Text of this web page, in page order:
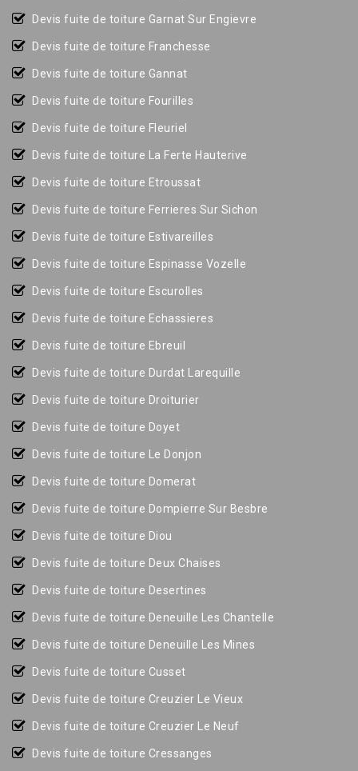
Devis fuite de toiture Garnat Sur Engievre
Devis fuite de toiture Franchesse
Devis fuite de toiture Gannat
Devis fuite de toiture Fourilles
Devis fuite de toiture Fleuriel
Devis fuite de toiture La Ferte Hauterive
Devis fuite de toiture Etroussat
Devis fuite de toiture Ferrieres Sur Sichon
Devis fuite de toiture Estivareilles
Devis fuite de toiture Espinasse Vozelle
Devis fuite de toiture Escurolles
Devis fuite de toiture Echassieres
Devis fuite de toiture Ebreuil
Devis fuite de toiture Durdat Larequille
Devis fuite de toiture Droiturier
Devis fuite de toiture Doyet
Devis fuite de toiture Le Donjon
Devis fuite de toiture Domerat
Devis fuite de toiture Dompierre Sur Besbre
Devis fuite de toiture Diou
Devis fuite de toiture Deux Chaises
Devis fuite de toiture Desertines
Devis fuite de toiture Deneuille Les Chantelle
Devis fuite de toiture Deneuille Les Mines
Devis fuite de toiture Cusset
Devis fuite de toiture Creuzier Le Vieux
Devis fuite de toiture Creuzier Le Neuf
Devis fuite de toiture Cressanges